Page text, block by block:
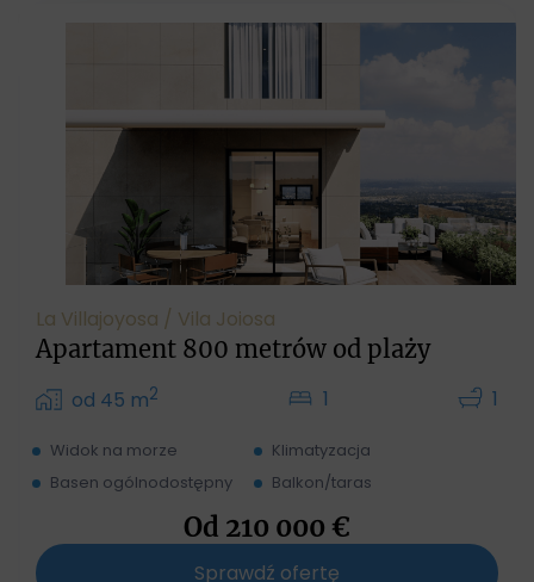
La Villajoyosa / Vila Joiosa
Apartament 800 metrów od plaży
od 45 m2 1 1
Widok na morze
Klimatyzacja
Basen ogólnodostępny
Balkon/taras
Od 210 000 €
Sprawdź ofertę